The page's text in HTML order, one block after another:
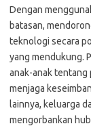
Dengan
batasan,
teknologi secara
yang mendukung.
anak-anak tentang
menjaga
lainnya, keluarga
mengorbankan